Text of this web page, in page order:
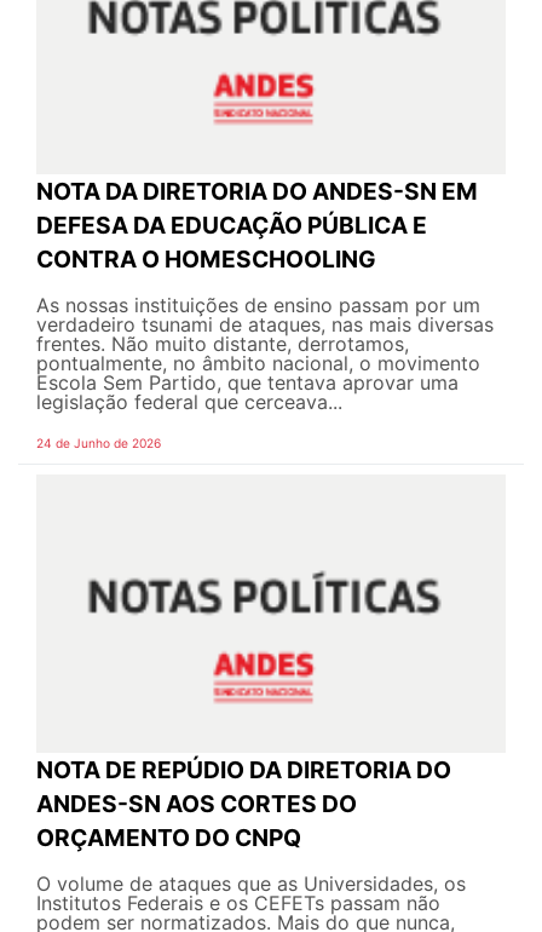
NOTA DA DIRETORIA DO ANDES-SN EM
DEFESA DA EDUCAÇÃO PÚBLICA E
CONTRA O HOMESCHOOLING
As nossas instituições de ensino passam por um
verdadeiro tsunami de ataques, nas mais diversas
frentes. Não muito distante, derrotamos,
pontualmente, no âmbito nacional, o movimento
Escola Sem Partido, que tentava aprovar uma
legislação federal que cerceava...
24 de Junho de 2026
NOTA DE REPÚDIO DA DIRETORIA DO
ANDES-SN AOS CORTES DO
ORÇAMENTO DO CNPQ
O volume de ataques que as Universidades, os
Institutos Federais e os CEFETs passam não
podem ser normatizados. Mais do que nunca,